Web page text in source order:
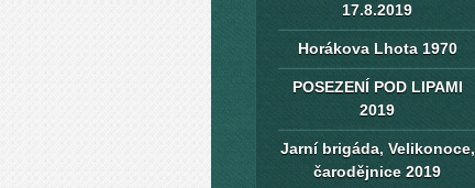
17.8.2019
Horákova Lhota 1970
POSEZENÍ POD LIPAMI
2019
Jarní brigáda, Velikonoce,
čarodějnice 2019